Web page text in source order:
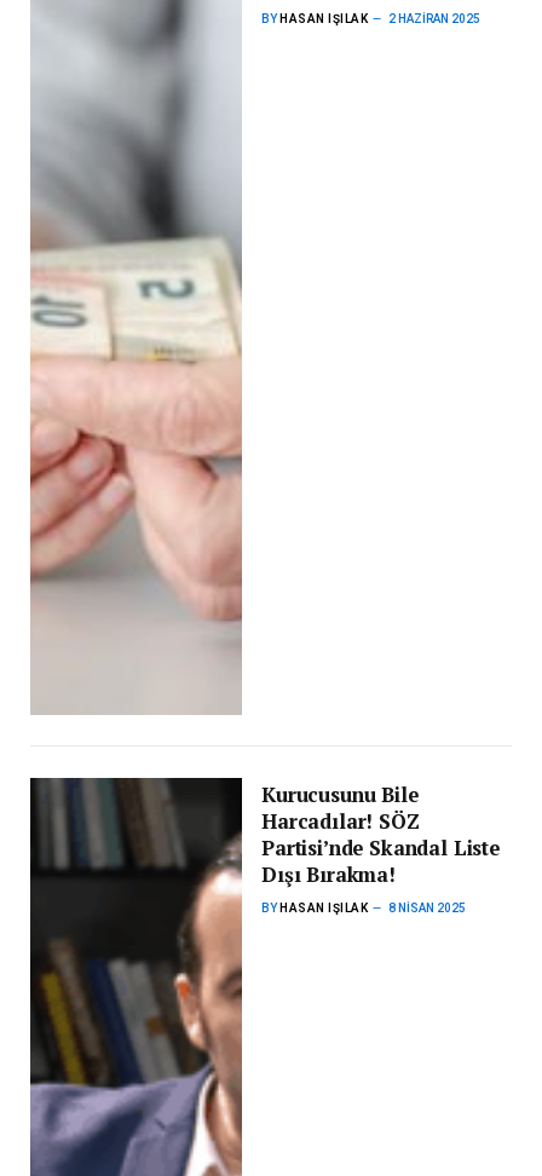
BY HASAN IŞILAK 2 HAZIRAN 2025
Kurucusunu Bile
Harcadılar! SÖZ
Partisi’nde Skandal Liste
Dışı Bırakma!
BY HASAN IŞILAK 8 NISAN 2025